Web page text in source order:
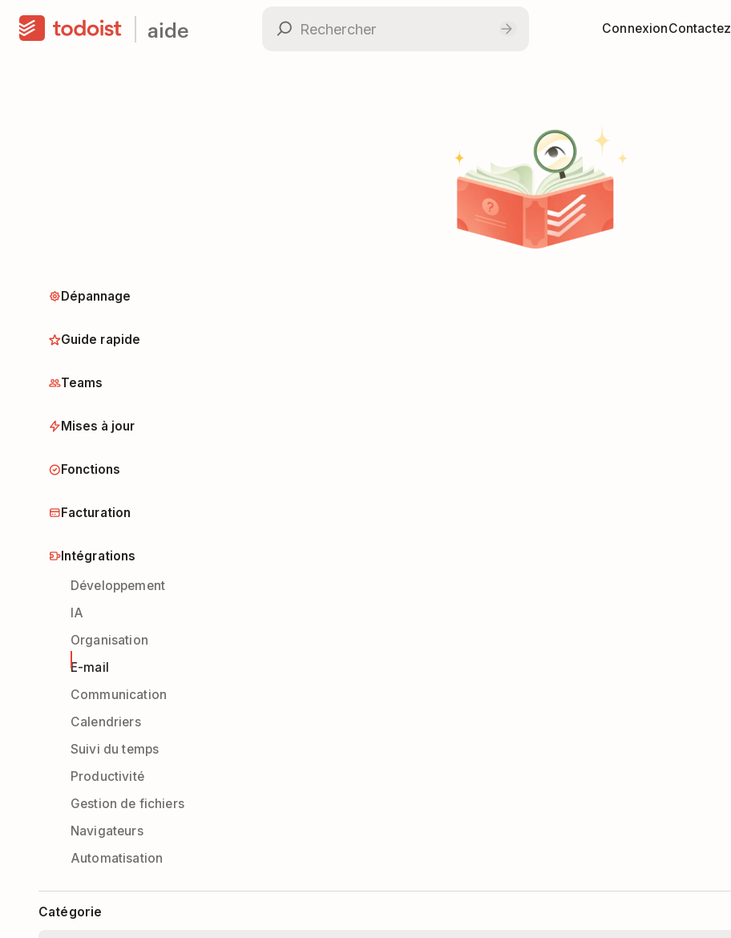
aide Connexion
Dépannage
Guide rapide
Teams
Mises à jour
Fonctions
Facturation
Intégrations
Développement
IA
Organisation
E-mail
Communication
Calendriers
Suivi du temps
Productivité
Gestion de fichiers
Navigateurs
Automatisation
Catégorie